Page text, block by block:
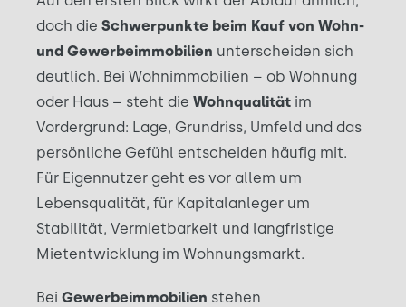
doch die Schwerpunkte beim Kauf von Wohn-
und Gewerbeimmobilien unterscheiden sich
deutlich. Bei Wohnimmobilien – ob Wohnung
oder Haus – steht die Wohnqualität im
Vordergrund: Lage, Grundriss, Umfeld und das
persönliche Gefühl entscheiden häufig mit.
Für Eigennutzer geht es vor allem um
Lebensqualität, für Kapitalanleger um
Stabilität, Vermietbarkeit und langfristige
Mietentwicklung im Wohnungsmarkt.
Bei Gewerbeimmobilien stehen